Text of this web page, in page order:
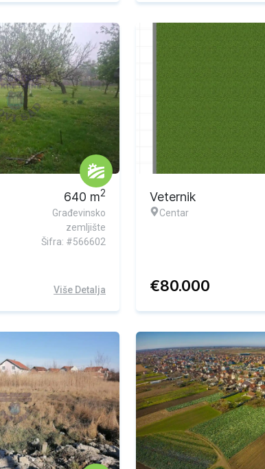
640 m2
Građevinsko
zemljište
Šifra: #566602
Više Detalja
Ekskluzivna ponuda
Veternik
Centar
€80.000